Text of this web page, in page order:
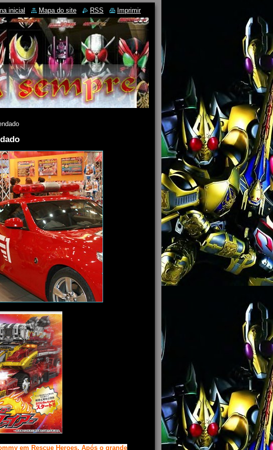
em Rescue Heroes. Após o grande
inicial Mapa do site RSS Imprimir